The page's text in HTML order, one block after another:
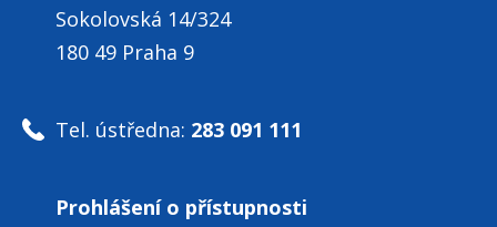
Sokolovská 14/324
180 49 Praha 9
Tel. ústředna: 283 091 111
Prohlášení o přístupnosti